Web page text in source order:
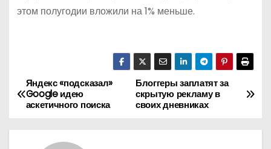
этом полугодии вложили на 1% меньше.
Н
а
Блоггеры заплатят за
скрытую рекламу в
своих дневниках
Яндекс «подсказал»
Google идею
аскетичного поиска